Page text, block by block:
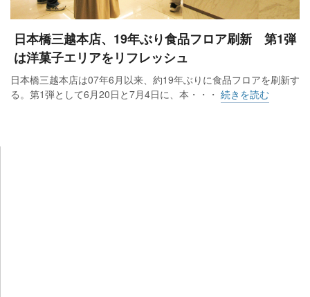
日本橋三越本店、19年ぶり食品フロア刷新 第1弾
は洋菓子エリアをリフレッシュ
日本橋三越本店は07年6月以来、約19年ぶりに食品フロアを刷新す
る。第1弾として6月20日と7月4日に、本・・・ 続きを読む